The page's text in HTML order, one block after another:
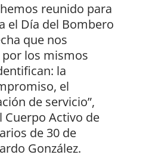
reunido para
el Día del Bombero
que nos
los mismos
la
el
de servicio”,
Cuerpo Activo de
de 30 de
González.